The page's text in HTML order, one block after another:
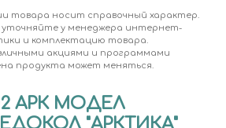
товара носит справочный характер.
уточняйте у менеджера интернет-
и комплектацию товара.
акциями и программами
продукта может меняться.
АРК МОДЕЛ
"АРКТИКА"